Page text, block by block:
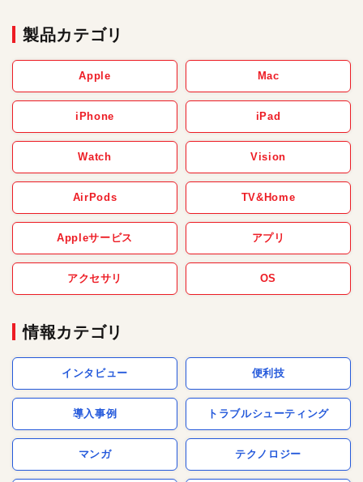
製品カテゴリ
Apple Mac
iPhone iPad
Watch Vision
AirPods TV&Home
Appleサービス アプリ
アクセサリ OS
情報カテゴリ
インタビュー 便利技
導入事例 トラブルシューティング
マンガ テクノロジー